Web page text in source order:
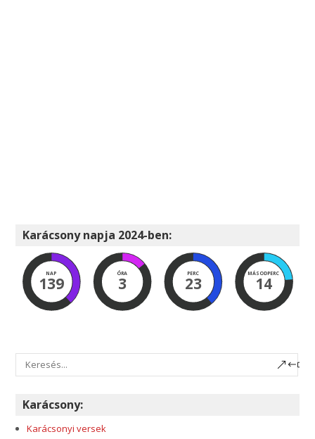
Karácsony napja 2024-ben:
NAP
139
ÓRA
3
PERC
23
MÁSODPERC
13
Karácsony:
Karácsonyi versek